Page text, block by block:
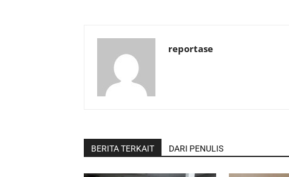
reportase
BERITA TERKAIT DARI PENULIS